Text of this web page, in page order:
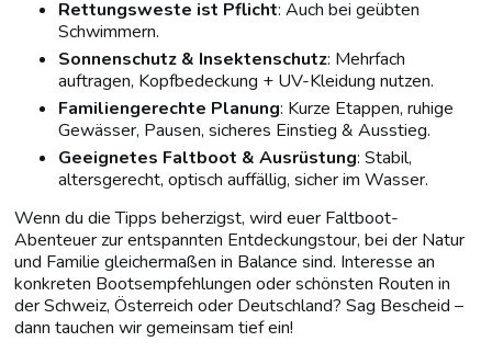
Rettungsweste ist Pflicht: Auch bei geübten
Schwimmern.
Sonnenschutz & Insektenschutz: Mehrfach
auftragen, Kopfbedeckung + UV-Kleidung nutzen.
Familiengerechte Planung: Kurze Etappen, ruhige
Gewässer, Pausen, sicheres Einstieg & Ausstieg.
Geeignetes Faltboot & Ausrüstung: Stabil,
altersgerecht, optisch auffällig, sicher im Wasser.
Wenn du die Tipps beherzigst, wird euer Faltboot-
Abenteuer zur entspannten Entdeckungstour, bei der Natur
und Familie gleichermaßen in Balance sind. Interesse an
konkreten Bootsempfehlungen oder schönsten Routen in
der Schweiz, Österreich oder Deutschland? Sag Bescheid –
dann tauchen wir gemeinsam tief ein!